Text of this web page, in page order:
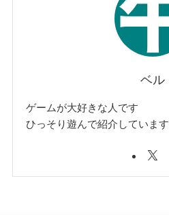
ベル
ゲームが大好きな人です
ひっそり遊んで紹介しています